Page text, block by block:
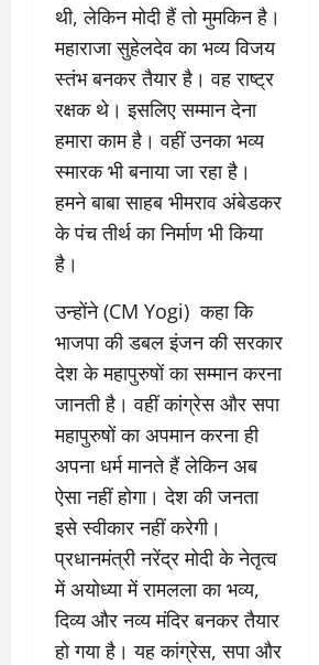
थी, लेकिन मोदी हैं तो मुमकिन है।
महाराजा सुहेलदेव का भव्य विजय
स्तंभ बनकर तैयार है। वह राष्ट्र
रक्षक थे। इसलिए सम्मान देना
हमारा काम है। वहीं उनका भव्य
स्मारक भी बनाया जा रहा है।
हमने बाबा साहब भीमराव अंबेडकर
के पंच तीर्थ का निर्माण भी किया
है।
उन्होंने (CM Yogi) कहा कि
भाजपा की डबल इंजन की सरकार
देश के महापुरुषों का सम्मान करना
जानती है। वहीं कांग्रेस और सपा
महापुरुषों का अपमान करना ही
अपना धर्म मानते हैं लेकिन अब
ऐसा नहीं होगा। देश की जनता
इसे स्वीकार नहीं करेगी।
प्रधानमंत्री नरेंद्र मोदी के नेतृत्व
में अयोध्या में रामलला का भव्य,
दिव्य और नव्य मंदिर बनकर तैयार
हो गया है। यह कांग्रेस, सपा और